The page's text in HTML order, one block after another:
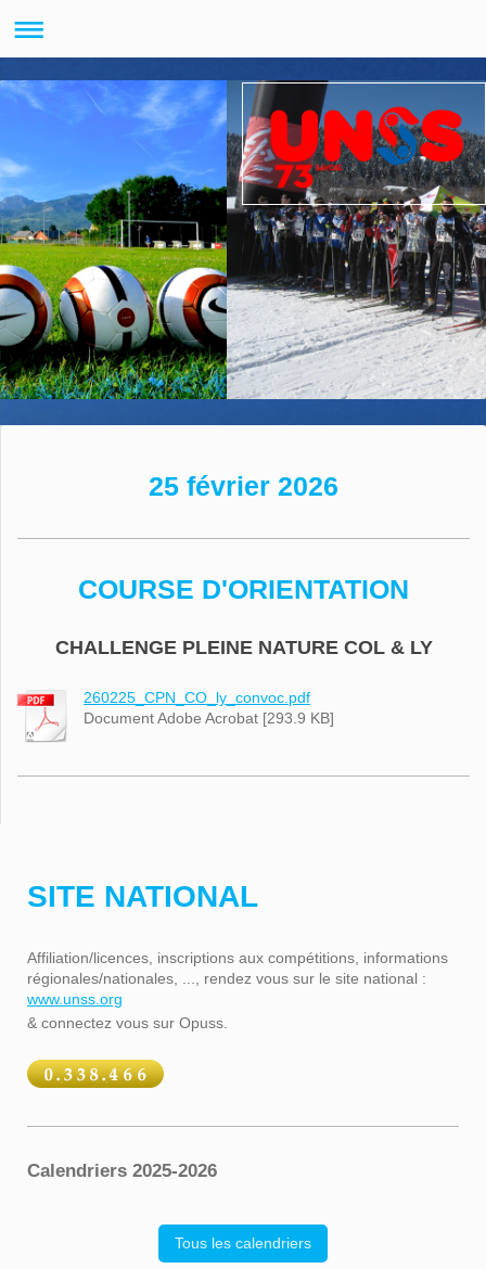
25 février 2026
COURSE D'ORIENTATION
CHALLENGE PLEINE NATURE COL & LY
260225_CPN_CO_ly_convoc.pdf
Document Adobe Acrobat [293.9 KB]
SITE NATIONAL
Affiliation/licences, inscriptions aux compétitions, informations
régionales/nationales, ..., rendez vous sur le site national :
www.unss.org
& connectez vous sur Opuss.
Calendriers 2025-2026
Tous les calendriers